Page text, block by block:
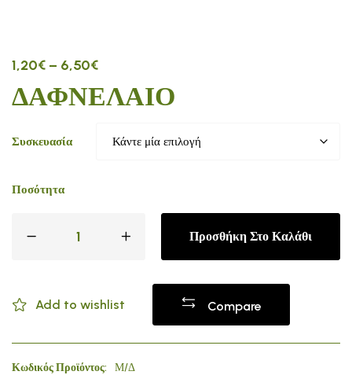
1,20€ – 6,50€
ΔΑΦΝΕΛΑΙΟ
Συσκευασία
Ποσότητα
Προσθήκη Στο Καλάθι
Add to wishlist Compare
Κωδικός Προϊόντος:
Μ/Δ